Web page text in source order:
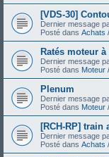
[VDS-30]
Dernier message
Posté dans Achats
Ratés moteur à
Dernier message
Posté dans Moteur
Plenum
Dernier message
Posté dans Moteur
[RCH-RP] train
Dernier message
Posté dans Achats